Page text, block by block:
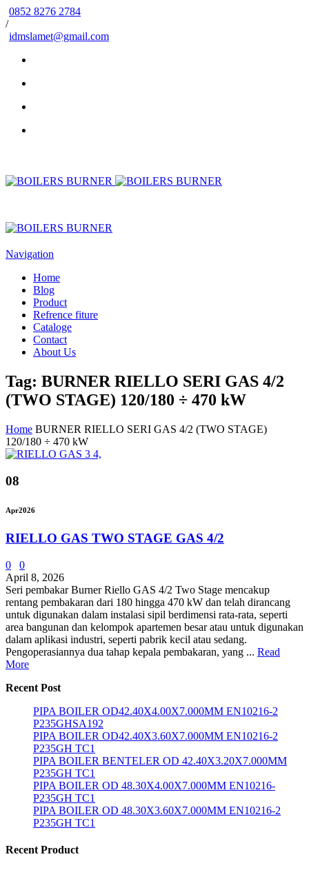
0852 8276 2784
/
idmslamet@gmail.com
Navigation
Home
Blog
Product
Refrence fiture
Cataloge
Contact
About Us
Tag: BURNER RIELLO SERI GAS 4/2
(TWO STAGE) 120/180 ÷ 470 kW
Home BURNER RIELLO SERI GAS 4/2 (TWO STAGE)
120/180 ÷ 470 kW
08
Apr2026
RIELLO GAS TWO STAGE GAS 4/2
0
0
April 8, 2026
Seri pembakar Burner Riello GAS 4/2 Two Stage mencakup
rentang pembakaran dari 180 hingga 470 kW dan telah dirancang
untuk digunakan dalam instalasi sipil berdimensi rata-rata, seperti
area bangunan dan kelompok apartemen besar atau untuk digunakan
dalam aplikasi industri, seperti pabrik kecil atau sedang.
Pengoperasiannya dua tahap kepala pembakaran, yang ... Read
More
Recent Post
PIPA BOILER OD42.40X4.00X7.000MM EN10216-2
P235GHSA192
PIPA BOILER OD42.40X3.60X7.000MM EN10216-2
P235GH TC1
PIPA BOILER BENTELER OD 42.40X3.20X7.000MM
P235GH TC1
PIPA BOILER OD 48.30X4.00X7.000MM EN10216-
P235GH TC1
PIPA BOILER OD 48.30X3.60X7.000MM EN10216-2
P235GH TC1
Recent Product